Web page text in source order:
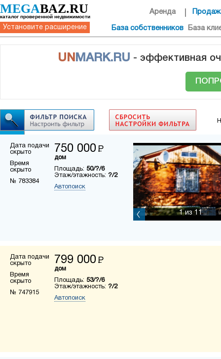
MEGABAZ.RU
каталог проверенной недвижимости
Установите расширение
Аренда
База собственников База
UN MARK.RU - эффективная
Дата подачи
скрыто
Время
скрыто
№ 783384
750 000 Р
дом
Площадь: 50/?/6
Этаж/этажность: ?/2
Автопоиск
1из 11
Дата подачи
скрыто
Время
скрыто
№ 747915
799 000 Р
дом
Площадь: 53/?/6
Этаж/этажность: ?/2
Автопоиск